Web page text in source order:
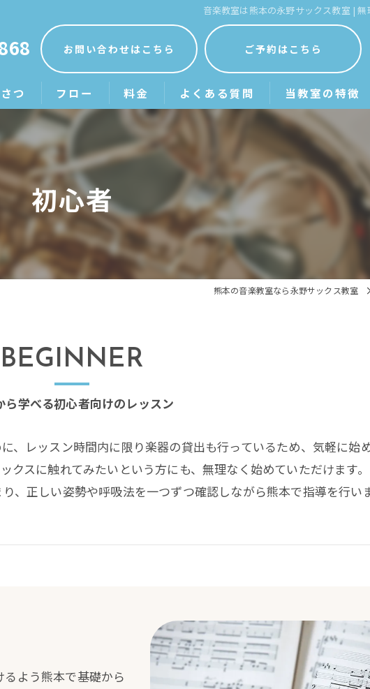
音楽教室は熊本の永野サックス教室 |
お問い合わせはこちら ご予約はこちら
つ フロー 料金 よくある質問 当教室の特徴
サックス
初心者
熊本の音楽教室なら永野サックス教室
ら学べる初心者向けのレッスン
BEGINNER
、レッスン時間内に限り楽器の貸出も行っているため、気軽に始
クスに触れてみたいという方にも、無理なく始めていただけます
正しい姿勢や呼吸法を一つずつ確認しながら熊本で指導を行いま
よう熊本で基礎から